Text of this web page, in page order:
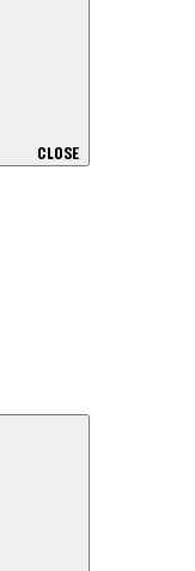
CLOSE